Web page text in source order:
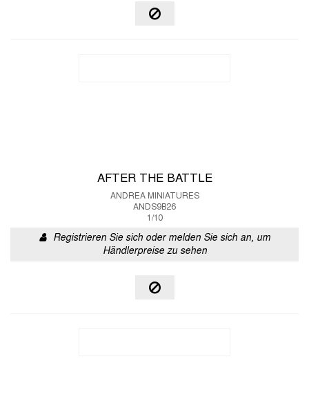
AFTER THE BATTLE
ANDREA MINIATURES
ANDS9B26
1/10
Registrieren Sie sich oder melden Sie sich an, um
Händlerpreise zu sehen